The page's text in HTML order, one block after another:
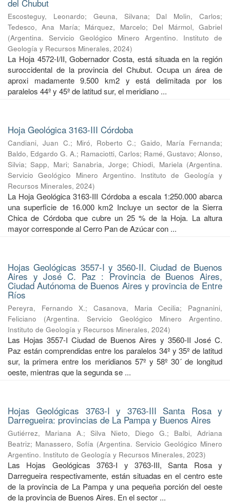
del Chubut
Escosteguy, Leonardo; Geuna, Silvana; Dal Molin, Carlos;
Tedesco, Ana María; Márquez, Marcelo; Del Mármol, Gabriel
(Argentina. Servicio Geológico Minero Argentino. Instituto de
Geología y Recursos Minerales, 2024)
La Hoja 4572-I/II, Gobernador Costa, está situada en la región
suroccidental de la provincia del Chubut. Ocupa un área de
aproxi madamente 9.500 km2 y está delimitada por los
paralelos 44º y 45º de latitud sur, el meridiano ...
Hoja Geológica 3163-III Córdoba
Candiani, Juan C.; Miró, Roberto C.; Gaido, María Fernanda;
Baldo, Edgardo G. A.; Ramaciotti, Carlos; Ramé, Gustavo; Alonso,
Silvia;Sapp, Mari;Sanabria, Jorge;Chiodi, Mariela (Argentina.
Servicio Geológico Minero Argentino. Instituto de Geología y
Recursos Minerales, 2024)
La Hoja Geológica 3163-III Córdoba a escala 1:250.000 abarca
una superficie de 16.000 km2 Incluye un sector de la Sierra
Chica de Córdoba que cubre un 25 % de la Hoja. La altura
mayor corresponde al Cerro Pan de Azúcar con ...
Hojas Geológicas 3557-I y 3560-II. Ciudad de Buenos
Aires y José C. Paz : Provincia de Buenos Aires,
Ciudad Autónoma de Buenos Aires y provincia de Entre
Ríos
Pereyra, Fernando X.;Casanova, Maria Cecilia; Pagnanini,
Feliciano
(Argentina. Servicio Geológico Minero Argentino.
Instituto de Geología y Recursos Minerales, 2024)
Las Hojas 3557-I Ciudad de Buenos Aires y 3560-II José C.
Paz están comprendidas entre los paralelos 34º y 35º de latitud
sur, la primera entre los meridianos 57º y 58º 30´ de longitud
oeste, mientras que la segunda se ...
Hojas Geológicas 3763-I y 3763-III Santa Rosa y
Darregueira: provincias de La Pampa y Buenos Aires
Gutiérrez, Mariana A.; Silva Nieto, Diego G.; Balbi, Adriana
Beatriz; Manassero, Sofía (Argentina. Servicio Geológico Minero
Argentino. Instituto de Geología y Recursos Minerales, 2023)
Las Hojas Geológicas 3763-I y 3763-III, Santa Rosa y
Darregueira respectivamente, están situadas en el centro este
de la provincia de La Pampa y una pequeña porción del oeste
de la provincia de Buenos Aires. En el sector ...